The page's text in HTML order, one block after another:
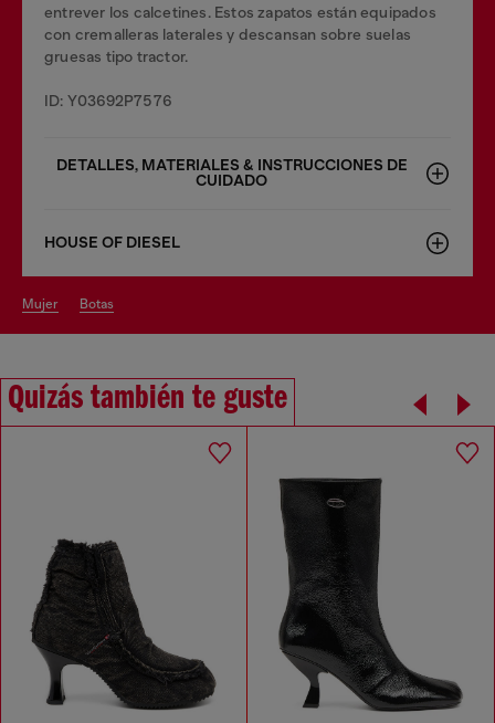
entrever los calcetines. Estos zapatos están equipados
con cremalleras laterales y descansan sobre suelas
gruesas tipo tractor.
ID: Y03692P7576
DETALLES, MATERIALES & INSTRUCCIONES DE
CUIDADO
HOUSE OF DIESEL
mujer botas
Quizás también te guste